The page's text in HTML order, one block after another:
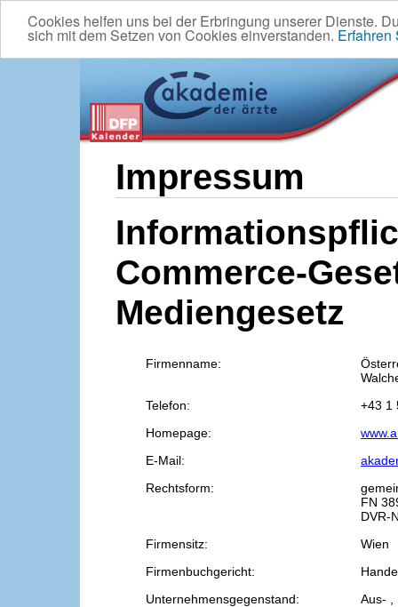
Cookies helfen uns bei der Erbringung unserer Dienste.
sich mit dem Setzen von Cookies einverstanden. Erfahren
Impressum
Commerce-
Mediengesetz
Firmenname:
Telefon:
+43 1
Homepage:
E-Mail:
Rechtsform:
FN
DVR-
Firmensitz:
Wien
Firmenbuchgericht:
Unternehmensgegenstand:
Aus- ,